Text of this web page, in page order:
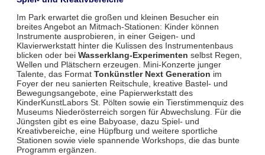
Im Park erwartet die großen und kleinen Besucher ein
breites Angebot an Mitmach‑Stationen: Kinder können
Instrumente ausprobieren, in einer Geigen‑ und
Klavierwerkstatt hinter die Kulissen des Instrumentenbaus
blicken oder bei Wasserklang‑Experimenten selbst Regen,
Wellen und Plätschern erzeugen. Mini‑Konzerte junger
Talente, das Format Tonkünstler Next Generation im
Foyer der neu sanierten Reitschule, kreative Bastel‑ und
Bewegungsangebote, eine Papierwerkstatt des
KinderKunstLabors St. Pölten sowie ein Tierstimmenquiz des
Museums Niederösterreich sorgen für Abwechslung. Für die
Jüngsten gibt es eine Babyoase, dazu Spiel‑ und
Kreativbereiche, eine Hüpfburg und weitere sportliche
Stationen sowie viele spannende Workshops, die das bunte
Programm ergänzen.